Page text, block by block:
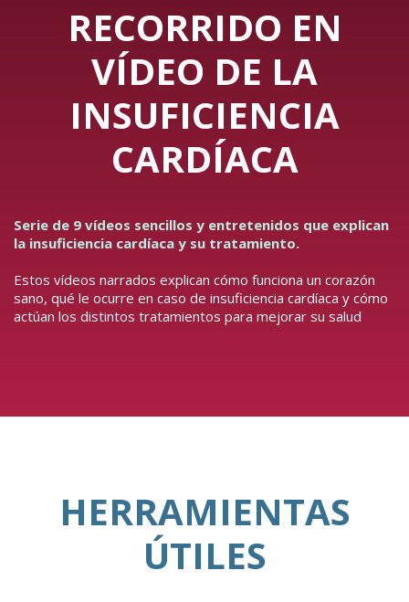
RECORRIDO EN
VÍDEO DE LA
INSUFICIENCIA
CARDÍACA
Serie de 9 vídeos sencillos y entretenidos que explican
la insuficiencia cardíaca y su tratamiento.
Estos vídeos narrados explican cómo funciona un corazón
sano, qué le ocurre en caso de insuficiencia cardíaca y cómo
actúan los distintos tratamientos para mejorar su salud
HERRAMIENTAS
ÚTILES